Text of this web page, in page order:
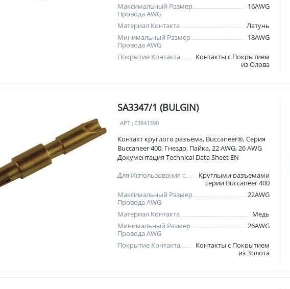
Максимальный Размер
Провода AWG
16AWG
Материал Контакта
Латунь
Минимальный Размер
Провода AWG
18AWG
Покрытие Контакта
Контакты с Покрытием
из Олова
SA3347/1 (BULGIN)
АРТ.: E3841390
Контакт круглого разъема, Buccaneer®, Серия
Buccaneer 400, Гнездо, Пайка, 22 AWG, 26 AWG
Документация Technical Data Sheet EN
Для Использования с
Круглыми разъемами
серии Buccaneer 400
Максимальный Размер
Провода AWG
22AWG
Материал Контакта
Медь
Минимальный Размер
Провода AWG
26AWG
Покрытие Контакта
Контакты с Покрытием
из Золота